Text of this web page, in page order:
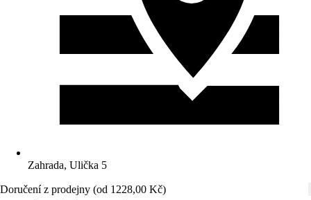
Zahrada, Ulička 5
Doručení z prodejny (od 1228,00 Kč)